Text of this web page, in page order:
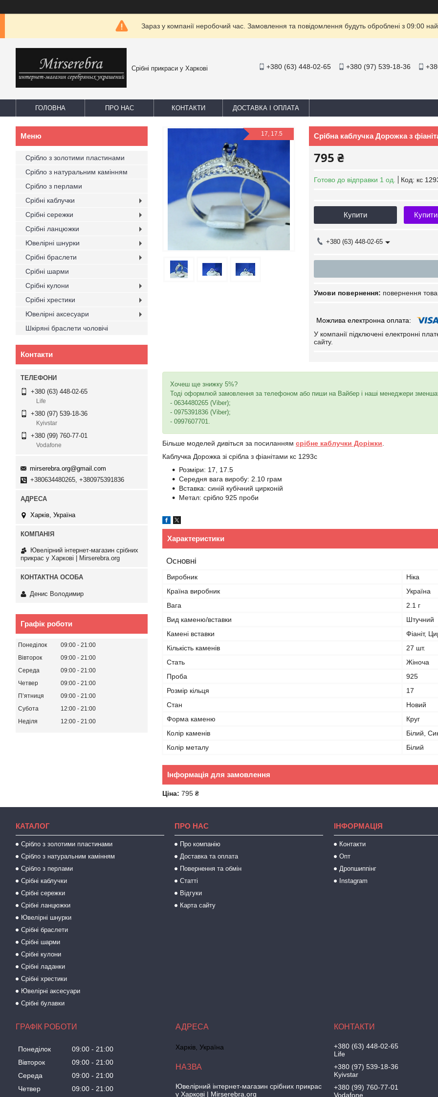
Зараз у компанії неробочий час. Замовлення та повідомлення будуть оброблені з 09:00
Срібні прикраси у Харкові +380 (63) 448-02-65 +380 (97) 539-18-36
ГОЛОВНА ПРО НАС КОНТАКТИ ДОСТАВКА І ОПЛАТА
17, 17.5 Срібна каблучка Дорожка з
795 ₴
Готово до відправки 1 од. Код: кс
Купити
+380 (63) 448-02-65
повернення
У компанії підключені електронні
сайту.
Хочеш ще знижку 5%?
Тоді оформлюй замовлення за телефоном або пиши на Вайбер і наші менеджери
- 0634480265 (Viber);
- 0975391836 (Viber);
- 0997607701.
Більше моделей дивіться за посиланням срібне каблучки Доріжки
Каблучка Дорожка зі срібла з фіанітами кс 1293с
Розміри: 17, 17.5
Середня вага виробу: 2.10 грам
Вставка: синій кубічний цирконій
Метал: срібло 925 проби
Характеристики
Основні
Виробник
Ніка
Країна виробник
Україна
Вага
2.1 г
Вид каменю/вставки
Штучний
Камені вставки
Фіаніт,
Кількість каменів
27 шт.
Стать
Жіноча
Проба
925
Розмір кільця
17
Стан
Новий
Форма каменю
Круг
Колір каменів
Білий,
Колір металу
Білий
Інформація для замовлення
Ціна: 795 ₴
Срібло з золотими пластинами
Срібло з натуральним камінням
Срібло з перлами
Срібні каблучки
Срібні сережки
Срібні ланцюжки
Ювелірні шнурки
Срібні браслети
Срібні шарми
Срібні кулони
Срібні хрестики
Ювелірні аксесуари
Шкіряні браслети чоловічі
Контакти
+380 (63) 448-02-65
Life
+380 (97) 539-18-36
Kyivstar
+380 (99) 760-77-01
Vodafone
mirserebra.org@gmail.com
+380634480265, +380975391836
Харків, Україна
Ювелірний інтернет-магазин срібних
прикрас у Харкові | Mirserebra.org
Денис Володимир
Графік роботи
Понеділок 09:00
21:00
Вівторок
09:00
21:00
Середа
09:00
21:00
Четвер
09:00
21:00
Пʼятниця
09:00
21:00
Субота
12:00
21:00
Неділя
12:00 21:00
КАТАЛОГ
Срібло з золотими пластинами
Срібло з натуральним камінням
Срібло з перлами
Срібні каблучки
Срібні сережки
Срібні ланцюжки
Ювелірні шнурки
Срібні браслети
Срібні шарми
Срібні кулони
Срібні ладанки
Срібні хрестики
Ювелірні аксесуари
Срібні булавки
ПРО НАС
Про компанію
Доставка та оплата
Повернення та обмін
Статті
Відгуки
Карта сайту
ІНФОРМАЦІЯ
Контакти
Опт
Дропшиппінг
Instagram
ГРАФІК РОБОТИ
Понеділок 09:00
21:00
Вівторок
09:00
21:00
Середа
09:00
21:00
Четвер
09:00 21:00
Харків, Україна
Ювелірний інтернет-магазин срібних прикрас
у Харкові | Mirserebra.org
+380 (63) 448-02-65
Life
+380 (97) 539-18-36
Kyivstar
+380 (99) 760-77-01
Vodafone